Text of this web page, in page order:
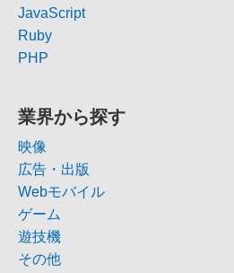
JavaScript
Ruby
PHP
業界から探す
映像
広告・出版
Webモバイル
ゲーム
遊技機
その他